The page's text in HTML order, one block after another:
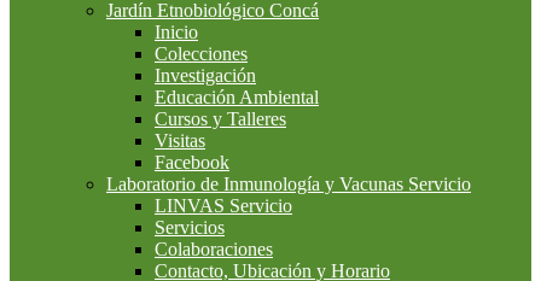
Jardín Etnobiológico Concá
Inicio
Colecciones
Investigación
Educación Ambiental
Cursos y Talleres
Visitas
Facebook
Laboratorio de Inmunología y Vacunas Servicio
LINVAS Servicio
Servicios
Colaboraciones
Contacto, Ubicación y Horario